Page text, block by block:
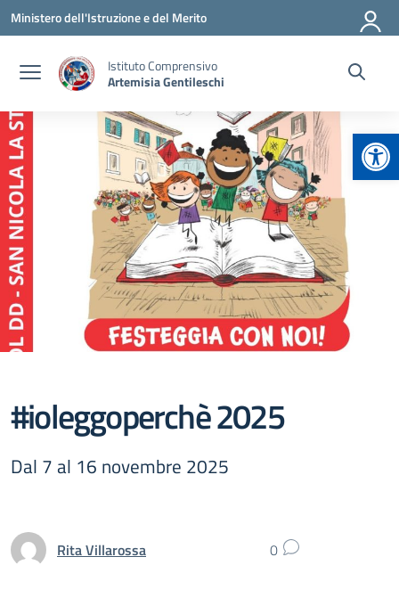
Vai ai contenuti
Vai al menu di navigazione
Vai al footer
Ministero dell'Istruzione e del Merito
Istituto Comprensivo
Artemisia Gentileschi
#ioleggoperchè 2025
Dal 7 al 16 novembre 2025
Rita Villarossa 0